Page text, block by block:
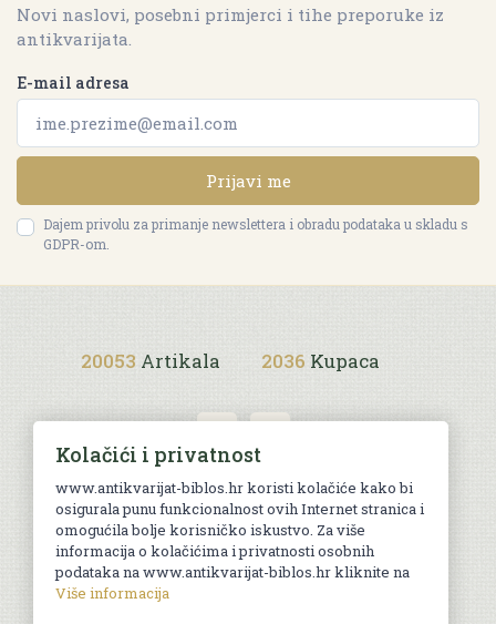
Novi naslovi, posebni primjerci i tihe preporuke iz
antikvarijata.
E-mail adresa
Prijavi me
Dajem privolu za primanje newslettera i obradu podataka u skladu s
GDPR-om.
20053 Artikala 2036 Kupaca
Uvjeti kupnje
Kolačići i privatnost
www.antikvarijat-biblos.hr koristi kolačiće kako bi
osigurala punu funkcionalnost ovih Internet stranica i
omogućila bolje korisničko iskustvo. Za više
informacija o kolačićima i privatnosti osobnih
podataka na www.antikvarijat-biblos.hr kliknite na
Više informacija